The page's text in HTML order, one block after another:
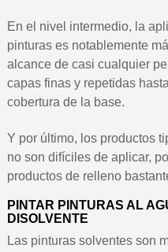
En el nivel intermedio, la
pinturas es notablemente
alcance de casi cualquier
capas finas y repetidas
cobertura de la base.
Y por último, los productos
no son difíciles de aplicar,
productos de relleno
PINTAR PINTURAS AL
DISOLVENTE
Las pinturas solventes son